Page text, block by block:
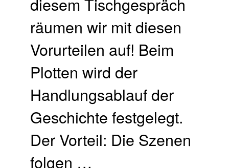
räumen wir mit diesen
Vorurteilen auf! Beim
Plotten wird der
Handlungsablauf der
Geschichte festgelegt.
Der Vorteil: Die Szenen
folgen …